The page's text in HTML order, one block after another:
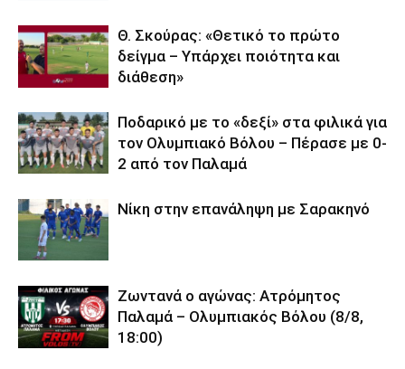
Θ. Σκούρας: «Θετικό το πρώτο
δείγμα – Υπάρχει ποιότητα και
διάθεση»
Ποδαρικό με το «δεξί» στα φιλικά για
τον Ολυμπιακό Βόλου – Πέρασε με 0-
2 από τον Παλαμά
Νίκη στην επανάληψη με Σαρακηνό
Ζωντανά ο αγώνας: Ατρόμητος
Παλαμά – Ολυμπιακός Βόλου (8/8,
18:00)